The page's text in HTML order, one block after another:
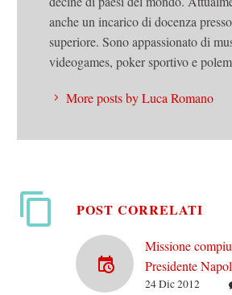
anche un incarico di docenza
superiore. Sono appassionato di
videogames, poker sportivo e
More posts by Luca Romano
POST CORRELATI
Missione
Presidente
Monti sì, Monti
24 Dic 2012